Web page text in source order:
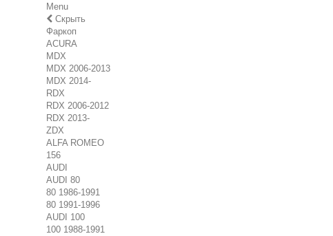
Menu
Скрыть
Фаркоп
ACURA
MDX
MDX 2006-2013
MDX 2014-
RDX
RDX 2006-2012
RDX 2013-
ZDX
ALFA ROMEO
156
AUDI
AUDI 80
80 1986-1991
80 1991-1996
AUDI 100
100 1988-1991